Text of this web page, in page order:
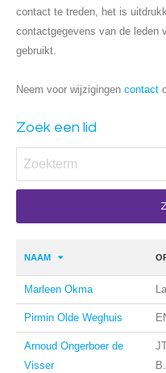
contact te treden, het is
contactgegevens van de leden
gebruikt.
Neem voor wijzigingen contact
Zoek een lid
NAAM
Marleen Okma
Pirmin Olde Weghuis
Arnoud Ongerboer de
Visser